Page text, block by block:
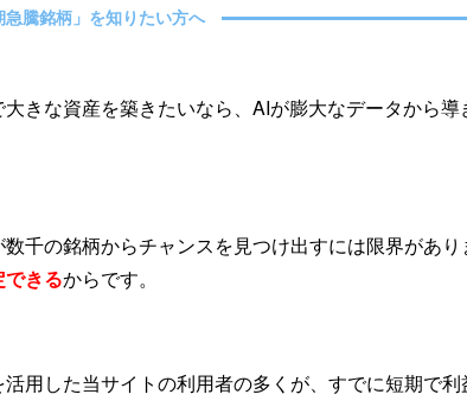
騰銘柄」を知りたい方へ
きな資産を築きたいなら、AIが膨大なデータから導
千の銘柄からチャンスを見つけ出すには限界があり
きるからです。
用した当サイトの利用者の多くが、すでに短期で利